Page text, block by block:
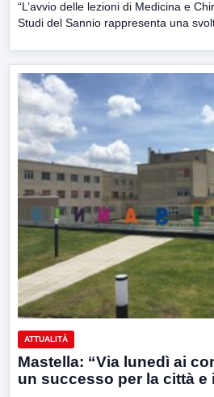
“L’avvio delle lezioni di Medicina e
Studi del Sannio rappresenta una
ATTUALITÀ
Mastella: “Via lunedì ai
un successo per la città e